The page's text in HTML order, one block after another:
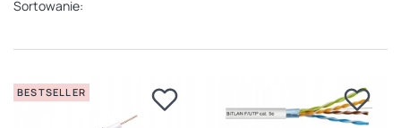
Sortowanie:
BESTSELLER